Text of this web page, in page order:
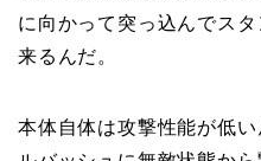
に向かって突っ込んでス
来るんだ。
本体自体は攻撃性能が低